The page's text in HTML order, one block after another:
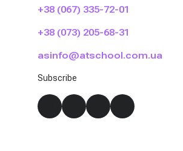
+38 (067) 335-72-01
+38 (073) 205-68-31
asinfo@atschool.com.ua
Subscribe
Instagram
YouTubeFacebook